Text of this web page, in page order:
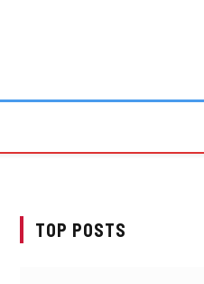
TOP POSTS